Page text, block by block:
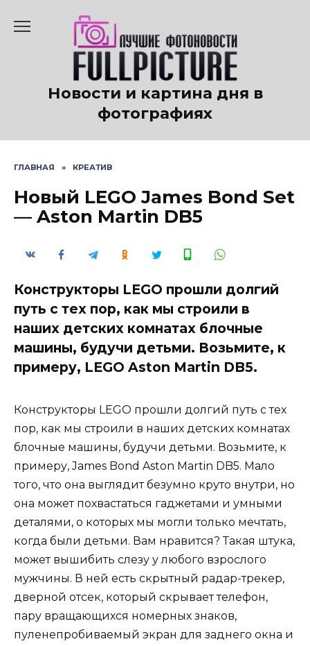
содержанию
Новости и картина дня в
фотографиях
ГЛАВНАЯ » КРЕАТИВ
Новый LEGO James Bond Set
— Aston Martin DB5
Конструкторы LEGO прошли долгий
путь с тех пор, как мы строили в
наших детских комнатах блочные
машины, будучи детьми. Возьмите, к
примеру, LEGO Aston Martin DB5.
Конструкторы LEGO прошли долгий путь с тех
пор, как мы строили в наших детских комнатах
блочные машины, будучи детьми. Возьмите, к
примеру, James Bond Aston Martin DB5. Мало
того, что она выглядит безумно круто внутри, но
она может похвастаться гаджетами и умными
деталями, о которых мы могли только мечтать,
когда были детьми. Вам нравится? Такая штука,
может вышибить слезу у любого взрослого
мужчины. В ней есть скрытный радар-трекер,
дверной отсек, который скрывает телефон,
пару вращающихся номерных знаков,
пуленепробиваемый экран для заднего окна и